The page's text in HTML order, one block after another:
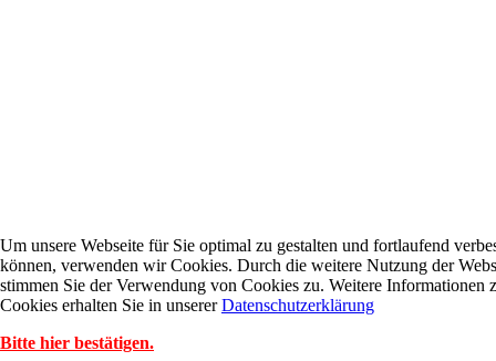
Um unsere Webseite für Sie optimal zu gestalten und fortlaufend
können, verwenden wir Cookies. Durch die weitere Nutzung der
stimmen Sie der Verwendung von Cookies zu. Weitere Informationen
Cookies erhalten Sie in unsererDatenschutzerklärung
Bitte hier bestätigen.